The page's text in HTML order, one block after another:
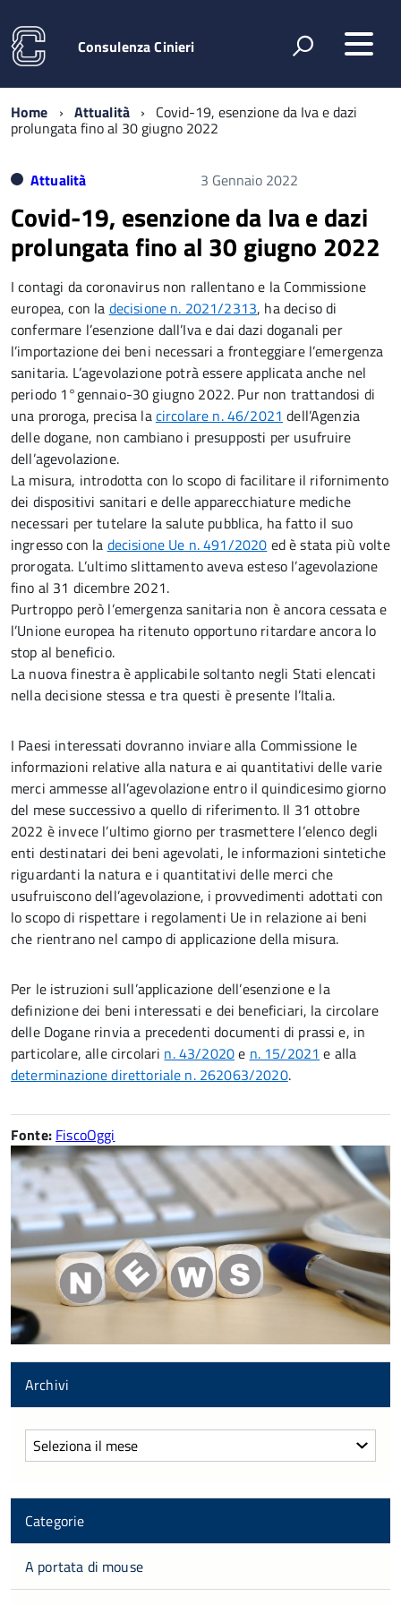
Consulenza Cinieri
Home Attualità Covid-19, esenzione da Iva e dazi
prolungata fino al 30 giugno 2022
Attualità 3 Gennaio 2022
Covid-19, esenzione da Iva e dazi
prolungata fino al 30 giugno 2022
I contagi da coronavirus non rallentano e la Commissione
europea, con la decisione n. 2021/2313, ha deciso di
confermare l’esenzione dall’Iva e dai dazi doganali per
l’importazione dei beni necessari a fronteggiare l’emergenza
sanitaria. L’agevolazione potrà essere applicata anche nel
periodo 1°gennaio-30 giugno 2022. Pur non trattandosi di
una proroga, precisa lacircolare n. 46/2021 dell’Agenzia
delle dogane, non cambiano i presupposti per usufruire
dell’agevolazione.
La misura, introdotta con lo scopo di facilitare il rifornimento
dei dispositivi sanitari e delle apparecchiature mediche
necessari per tutelare la salute pubblica, ha fatto il suo
ingresso con la decisione Ue n. 491/2020 ed è stata più volte
prorogata. L’ultimo slittamento aveva esteso l’agevolazione
fino al 31 dicembre 2021.
Purtroppo però l’emergenza sanitaria non è ancora cessata e
l’Unione europea ha ritenuto opportuno ritardare ancora lo
stop al beneficio.
La nuova finestra è applicabile soltanto negli Stati elencati
nella decisione stessa e tra questi è presente l’Italia.
I Paesi interessati dovranno inviare alla Commissione le
informazioni relative alla natura e ai quantitativi delle varie
merci ammesse all’agevolazione entro il quindicesimo giorno
del mese successivo a quello di riferimento. Il 31 ottobre
2022 è invece l’ultimo giorno per trasmettere l’elenco degli
enti destinatari dei beni agevolati, le informazioni sintetiche
riguardanti la natura e i quantitativi delle merci che
usufruiscono dell’agevolazione, i provvedimenti adottati con
lo scopo di rispettare i regolamenti Ue in relazione ai beni
che rientrano nel campo di applicazione della misura.
Per le istruzioni sull’applicazione dell’esenzione e la
definizione dei beni interessati e dei beneficiari, la circolare
delle Dogane rinvia a precedenti documenti di prassi e, in
particolare, alle circolari n. 43/2020e n. 15/2021 e alla
determinazione direttoriale n. 262063/2020.
Fonte: FiscoOggi
Archivi
Archivi
Categorie
A portata di mouse